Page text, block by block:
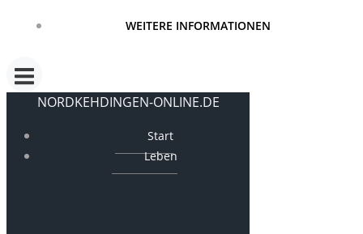
WEITERE INFORMATIONEN
NORDKEHDINGEN-ONLINE.DE
Start
Leben